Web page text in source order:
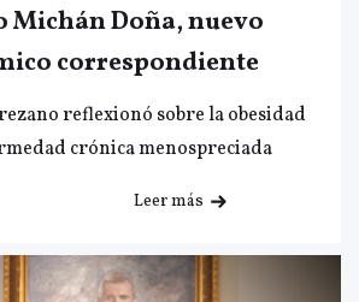
Michán Doña, nuevo
correspondiente
reflexionó sobre la obesidad
crónica menospreciada
Leer más